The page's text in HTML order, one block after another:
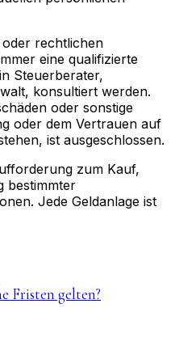
rechtlichen
eine qualifizierte
Steuerberater,
konsultiert werden.
oder sonstige
oder dem Vertrauen auf
ist ausgeschlossen.
zum Kauf,
bestimmter
Jede Geldanlage ist
Fristen gelten?